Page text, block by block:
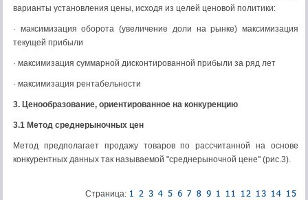
варианты установления цены, исходя из целей ценовой политики:
· максимизация оборота (увеличение доли на рынке) максимизация
текущей прибыли
· максимизация суммарной дисконтированной прибыли за ряд лет
· максимизация рентабельности
3. Ценообразование, ориентированное на конкуренцию
3.1 Метод среднерыночных цен
Метод предполагает продажу товаров по рассчитанной на основе
конкурентных данных так называемой "среднерыночной цене" (рис.3).
Страница: